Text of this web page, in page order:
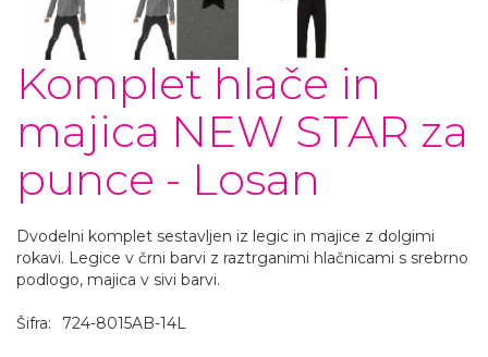
Komplet hlače in
majica NEW STAR za
punce - Losan
Dvodelni komplet sestavljen iz legic in majice z dolgimi
rokavi. Legice v črni barvi z raztrganimi hlačnicami s srebrno
podlogo, majica v sivi barvi.
Šifra: 724-8015AB-14L